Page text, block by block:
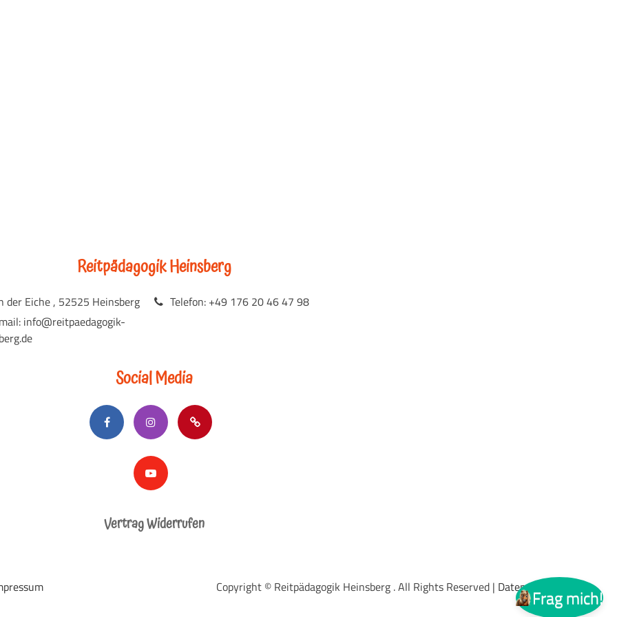
Reitpädagogik Heinsberg
der Eiche , 52525 Heinsberg
Telefon: +49 176 20 46 47 98
info@reitpaedagogik-
Social Media
Vertrag Widerrufen
Copyright © Reitpädagogik Heinsberg . All Rights Reserved | DatenschutzFrag mich!